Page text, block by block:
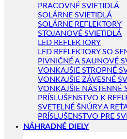
PRACOVNÉ SVIETIDLÁ
SOLÁRNE SVIETIDLÁ
SOLÁRNE REFLEKTORY
STOJANOVÉ SVIETIDLÁ
LED REFLEKTORY
LED REFLEKTORY SO
PIVNIČNÉ A SAUNOVÉ
VONKAJŠIE STROPNÉ
VONKAJŠIE ZÁVESNÉ
VONKAJŠIE NÁSTENNÉ
PRÍSLUŠENSTVO K
SVETELNÉ ŠNÚRY A
PRÍSLUŠENSTVO PRE
NÁHRADNÉ DIELY